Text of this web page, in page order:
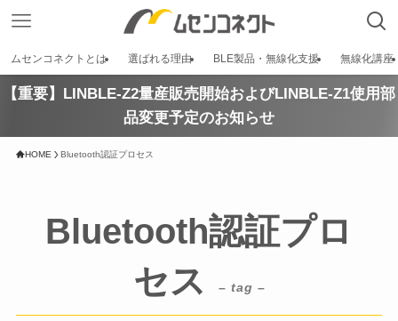
ムセンコネクトとは 選ばれる理由 BLE製品・無線化支援 無線化講座
【重要】LINBLE-Z2量産販売開始およびLINBLE-Z1使用部
品変更予定のお知らせ
HOME Bluetooth認証プロセス
Bluetooth認証プロ
セス
– tag –